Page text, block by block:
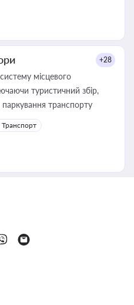
+28
місцевого
туристичний збір,
плату за земельні ділянки, за паркування транспорту
Транспорт